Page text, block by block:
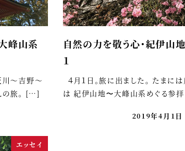
峰山系
川～吉野～
の旅。 […]
自然の力を敬う心・紀伊山
１
４月１日。旅に出ました。 たまに
は 紀伊山地〜大峰山系めぐる参
2019年4月1日
エッセイ